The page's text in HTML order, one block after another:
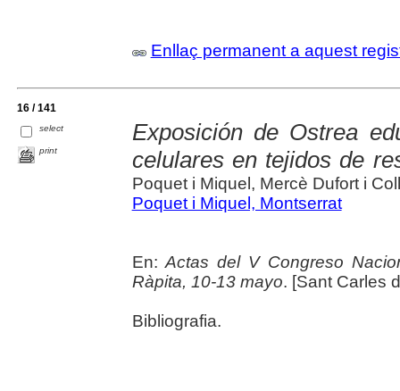
Enllaç permanent a aquest
16 / 141
select
print
Exposición de Ostrea
celulares en tejidos de
Poquet i Miquel, Mercè Dufort i Coll
Poquet i Miquel, Montserrat
En:Actas del V Congreso
Ràpita, 10-13 mayo. [Sant Carles
Bibliografia.